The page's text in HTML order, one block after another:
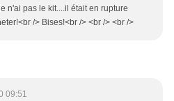
n'ai pas le kit....il était en rupture
/> Bises!<br /> <br /> <br />
09:51